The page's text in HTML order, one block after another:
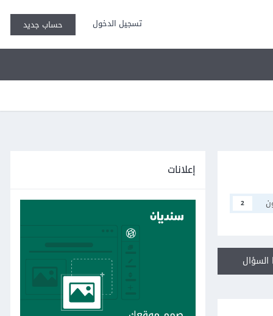
تسجيل الدخول حساب جديد
2
إعلانات